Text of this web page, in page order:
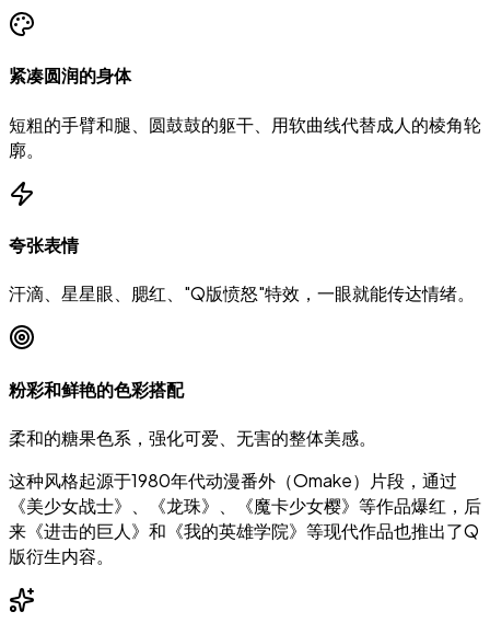
紧凑圆润的身体
短粗的手臂和腿、圆鼓鼓的躯干、用软曲线代替成人的棱角轮
廓。
夸张表情
汗滴、星星眼、腮红、"Q版愤怒"特效，一眼就能传达情绪。
粉彩和鲜艳的色彩搭配
柔和的糖果色系，强化可爱、无害的整体美感。
这种风格起源于1980年代动漫番外（Omake）片段，通过
《美少女战士》、《龙珠》、《魔卡少女樱》等作品爆红，后
来《进击的巨人》和《我的英雄学院》等现代作品也推出了Q
版衍生内容。